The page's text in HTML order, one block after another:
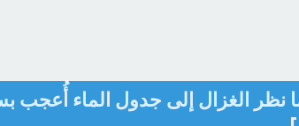
نظر الغزال إلى جدول الماء أُعجب